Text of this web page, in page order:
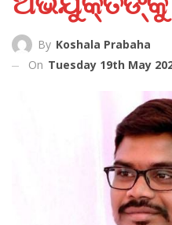
By Koshala Prabaha
On Tuesday 19th May